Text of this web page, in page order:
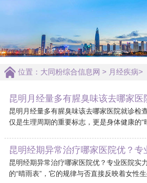
位置： 大同粉综合信息网 > 月经疾病>
昆明月经量多有腥臭味该去哪家医
昆明月经量多有腥臭味该去哪家医院就诊检
仅是生理周期的重要标志，更是身体健康的“
昆明经期异常治疗哪家医院优？专
昆明经期异常治疗哪家医院优？专业医院实
的“晴雨表”，它的规律与否直接反映着女性